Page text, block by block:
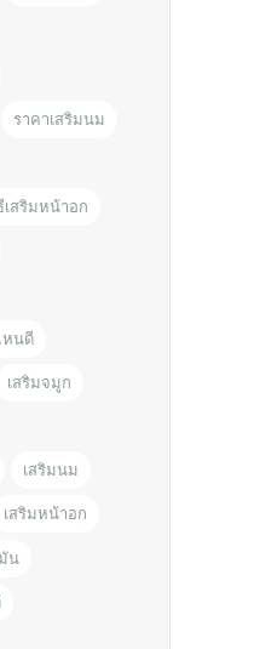
ราคาเสริมนม
เสริมหน้าอก
หนดี
เสริมจมูก
เสริมนม
เสริมหน้าอก
น